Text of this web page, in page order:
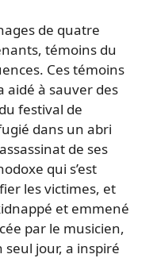
de quatre
témoins du
Ces témoins
à sauver des
festival de
dans un abri
de ses
qui s’est
les victimes, et
et emmené
par le musicien,
jour, a inspiré